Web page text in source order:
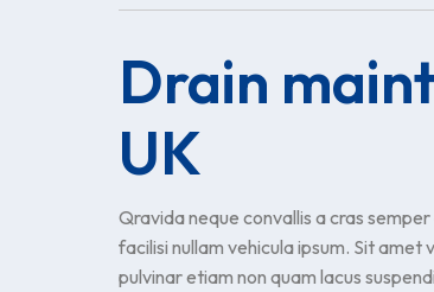
Drain
UK
Qravida neque convallis a cras
facilisi nullam vehicula ipsum. Sit
pulvinar etiam non quam lacus